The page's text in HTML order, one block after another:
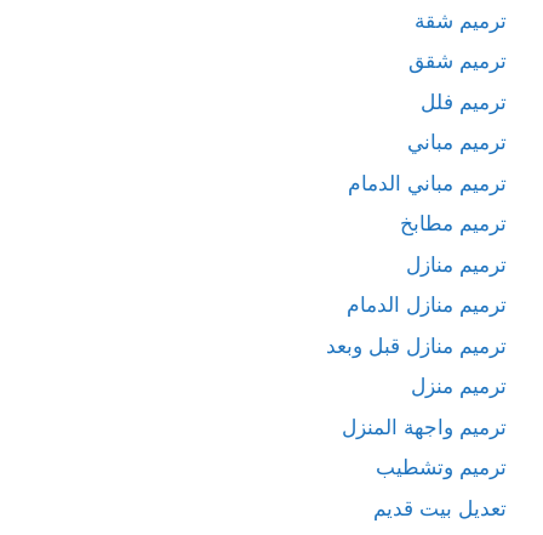
ترميم شقة
ترميم شقق
ترميم فلل
ترميم مباني
ترميم مباني الدمام
ترميم مطابخ
ترميم منازل
ترميم منازل الدمام
ترميم منازل قبل وبعد
ترميم منزل
ترميم واجهة المنزل
ترميم وتشطيب
تعديل بيت قديم